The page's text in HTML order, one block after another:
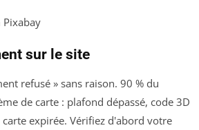
Pixabay
sur le site
refusé » sans raison. 90 % du
de carte : plafond dépassé, code 3D
expirée. Vérifiez d'abord votre